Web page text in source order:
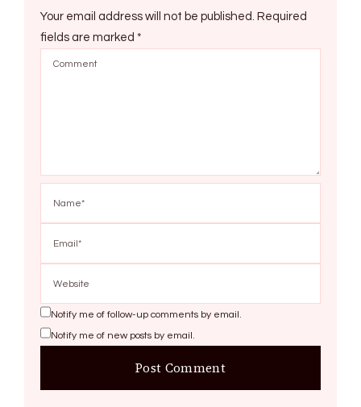
Your email address will not be published.
Required
fields are marked *
Notify me of follow-up comments by email.
Notify me of new posts by email.